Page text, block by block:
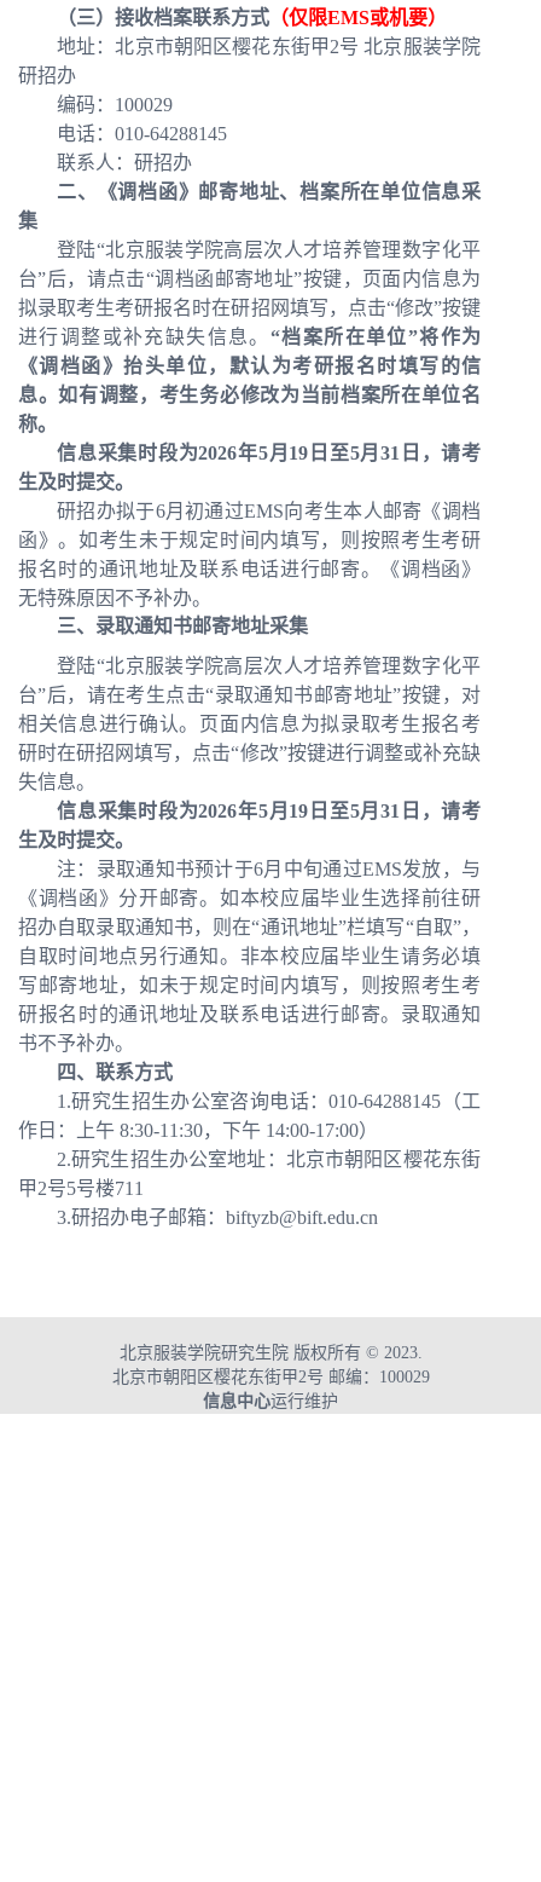
（三）接收档案联系方式 （仅限EMS或机要）
地址：北京市朝阳区樱花东街甲2号 北京服装学院
研招办
编码：100029
电话：010-64288145
联系人：研招办
二、《调档函》邮寄地址、档案所在单位信息采
集
登陆“北京服装学院高层次人才培养管理数字化平
台”后，请点击“调档函邮寄地址”按键，页面内信息为
拟录取考生考研报名时在研招网填写 ，点击“修改”按键
进行调整或补充缺失信息。 “档案所在单位”将作为
《调档函》抬头单位，默认为考研报名时填写的信
息。如有调整，考生务必修改为当前档案所在单位名
称。
信息采集时段为2026年5月19日至5月31日，请考
生及时提交。
研招办拟于6月初通过EMS向考生本人邮寄《调档
函》。如考生未于规定时间内填写，则按照考生考研
报名时的通讯地址及联系电话进行邮寄。
《调档函》
无特殊原因 不予补办。
三、录取通知书邮寄地址采集
登陆“北京服装学院高层次人才培养管理数字化平
台”后，请在考生点击“录取通知书邮寄地址”按键，对
相关信息进行确认。页面内信息为拟录取考生报名考
研时在研招网填写， 点击“修改”按键进行调整或补充缺
失信息。
信息采集时段为2026年5月19日至5月31日，请考
生及时提交。
注： 录取通知书预计于6月 中旬通过EMS发放，与
《调档函》分开邮寄。如本校应届毕业生选择前往研
招办自取录取通知书，则在“通讯地址”栏填写“自取”，
自取时间地点另行通知。非本校应届毕业生请务必填
写邮寄地址，如未于规定时间内填写，则按照考生考
研报名时的通讯地址及联系电话进行邮寄。录取通知
书不予补办。
四、联系方式
1.研究生招生办公室咨询电话：010-64288145（工
作日：上午 8:30-11:30，下午 14:00-17:00）
2.研究生招生办公室地址：北京市朝阳区樱花东街
甲2号5号楼711
3.研招办电子邮箱：biftyzb@bift.edu.cn
北京服装学院研究生院 版权所有 © 2023.
北京市朝阳区樱花东街甲2号 邮编：100029
信息中心运行维护